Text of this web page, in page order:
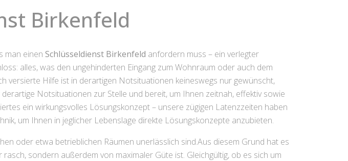
Birkenfeld
man einen Schlüsseldienst Birkenfeld anfordern muss – ein verlegter
alles, was den ungehinderten Eingang zum Wohnraum oder auch dem
versierte Hilfe ist in derartigen Notsituationen keineswegs nur gewünscht,
Notsituationen zur Stelle und bereit, um Ihnen zeitnah, effektiv sowie
ein wirkungsvolles Lösungskonzept – unsere zügigen Latenzzeiten haben
um Ihnen in jeglicher Lebenslage direkte Lösungskonzepte anzubieten.
oder etwa betrieblichen Räumen unerlässlich sind.Aus diesem Grund hat es
sondern außerdem von maximaler Güte ist. Gleichgültig, ob es sich um